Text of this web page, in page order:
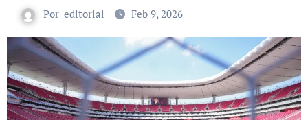
Por editorial Feb 9, 2026